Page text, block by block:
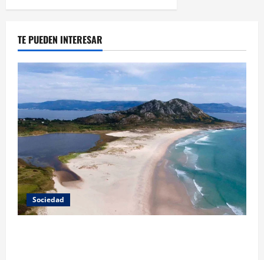
TE PUEDEN INTERESAR
Sociedad